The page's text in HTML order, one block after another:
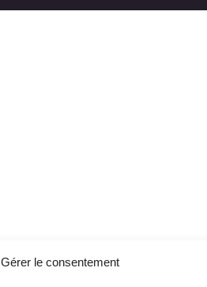
Gérer le consentement